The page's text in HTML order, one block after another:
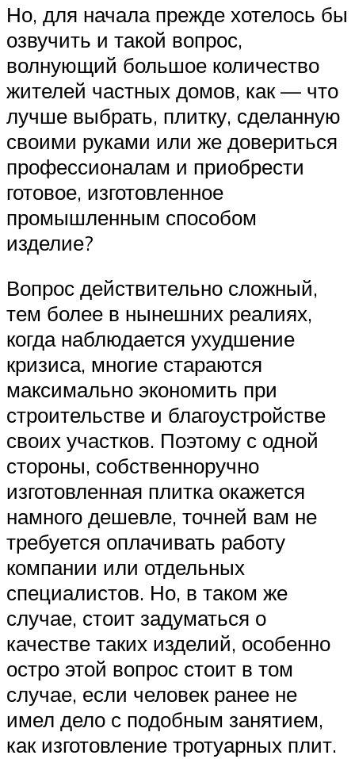
Но, для начала прежде хотелось бы
озвучить и такой вопрос,
волнующий большое количество
жителей частных домов, как — что
лучше выбрать, плитку, сделанную
своими руками или же довериться
профессионалам и приобрести
готовое, изготовленное
промышленным способом
изделие?
Вопрос действительно сложный,
тем более в нынешних реалиях,
когда наблюдается ухудшение
кризиса, многие стараются
максимально экономить при
строительстве и благоустройстве
своих участков. Поэтому с одной
стороны, собственноручно
изготовленная плитка окажется
намного дешевле, точней вам не
требуется оплачивать работу
компании или отдельных
специалистов. Но, в таком же
случае, стоит задуматься о
качестве таких изделий, особенно
остро этой вопрос стоит в том
случае, если человек ранее не
имел дело с подобным занятием,
как изготовление тротуарных плит.